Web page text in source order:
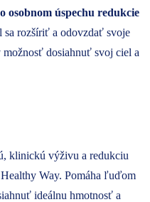
osobnom úspechu redukcie
sa rozšíriť a odovzdať svoje
dosiahnuť svoj ciel a
klinickú výživu a redukciu
Way. Pomáha ľuďom
ideálnu hmotnosť a